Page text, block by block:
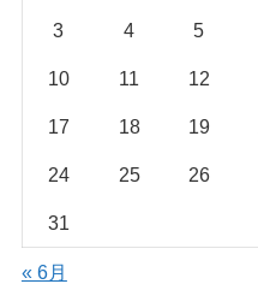
3 4 5
10 11 12
17 18 19
24 25 26
31
« 6月